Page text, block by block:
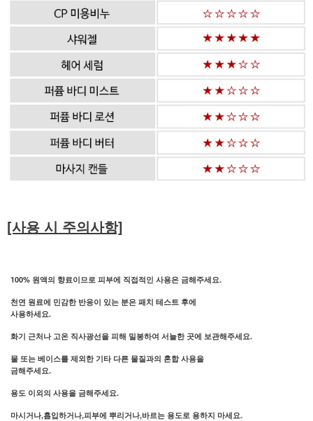
[사용 시 주의사항]
100% 원액의 향료이므로 피부에 직접적인 사용은 금해주세요.
천연 원료에 민감한 반응이 있는 분은 패치 테스트 후에
사용하세요.
화기 근처나 고온 직사광선을 피해 밀봉하여 서늘한 곳에 보관해주세요.
물 또는 베이스를 제외한 기타 다른 물질과의 혼합 사용을
금해주세요.
용도 이외의 사용을 금해주세요.
마시거나,흡입하거나,피부에 뿌리거나,바르는 용도로 용하지 마세요.